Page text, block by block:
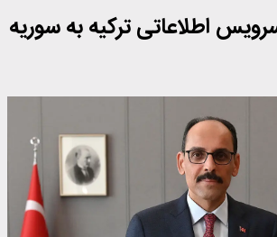
اطلاعاتی ترکیه به سوریه